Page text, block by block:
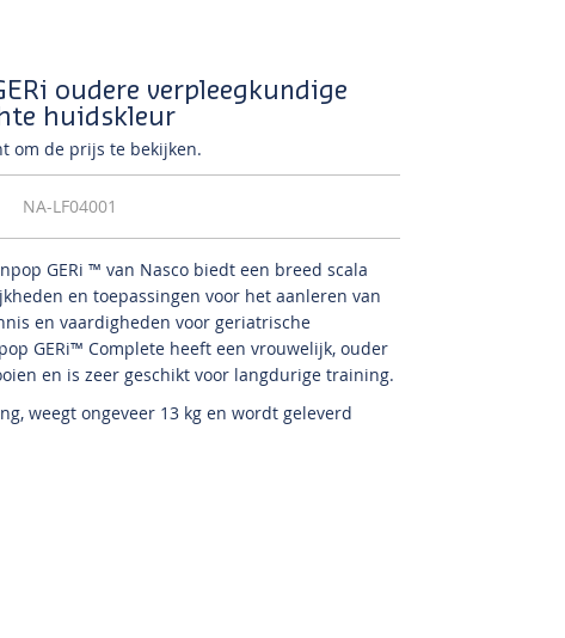
oudere verpleegkundige
huidskleur
om de prijs te bekijken.
NA-LF04001
GERi ™ van Nasco biedt een breed scala
en toepassingen voor het aanleren van
en vaardigheden voor geriatrische
GERi™ Complete heeft een vrouwelijk, ouder
en is zeer geschikt voor langdurige training.
weegt ongeveer 13 kg en wordt geleverd